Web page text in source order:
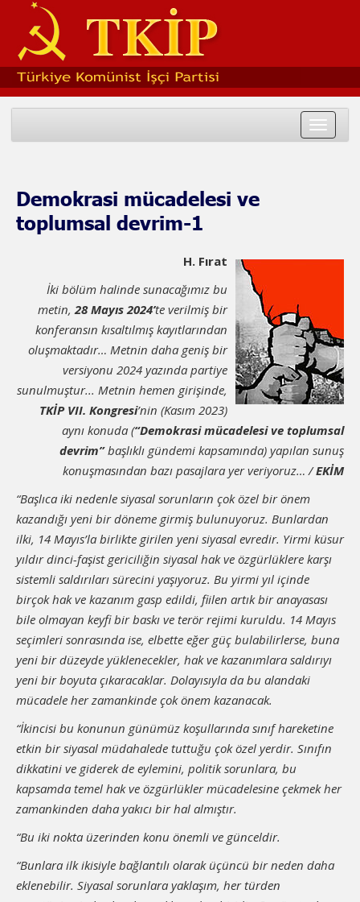
Toggle
Demokrasi mücadelesi ve
toplumsal devrim-1
H. Fırat
İki bölüm halinde sunacağımız bu
metin,28 Mayıs 2024’te verilmiş bir
konferansın kısaltılmış kayıtlarından
oluşmaktadır… Metnin daha geniş bir
versiyonu 2024 yazında partiye
sunulmuştur... Metnin hemen girişinde,
TKİP VII. Kongresi’nin (Kasım 2023)
aynı konuda (“Demokrasi mücadelesi ve toplumsal
devrim”başlıklı gündemi kapsamında) yapılan sunuş
konuşmasından bazı pasajlara yer veriyoruz… /EKİM
“Başlıca iki nedenle siyasal sorunların çok özel bir önem
kazandığı yeni bir döneme girmiş bulunuyoruz. Bunlardan
ilki, 14 Mayıs’la birlikte girilen yeni siyasal evredir. Yirmi küsur
yıldır dinci-faşist gericiliğin siyasal hak ve özgürlüklere karşı
sistemli saldırıları sürecini yaşıyoruz. Bu yirmi yıl içinde
birçok hak ve kazanım gasp edildi, fiilen artık bir anayasası
bile olmayan keyfi bir baskı ve terör rejimi kuruldu. 14 Mayıs
seçimleri sonrasında ise, elbette eğer güç bulabilirlerse, buna
yeni bir düzeyde yüklenecekler, hak ve kazanımlara saldırıyı
yeni bir boyuta çıkaracaklar. Dolayısıyla da bu alandaki
mücadele her zamankinde çok önem kazanacak.
“İkincisi bu konunun günümüz koşullarında sınıf hareketine
etkin bir siyasal müdahalede tuttuğu çok özel yerdir. Sınıfın
dikkatini ve giderek de eylemini, politik sorunlara, bu
kapsamda temel hak ve özgürlükler mücadelesine çekmek her
zamankinden daha yakıcı bir hal almıştır.
“Bu iki nokta üzerinden konu önemli ve günceldir.
“Bunlara ilk ikisiyle bağlantılı olarak üçüncü bir neden daha
eklenebilir. Siyasal sorunlara yaklaşım, her türden